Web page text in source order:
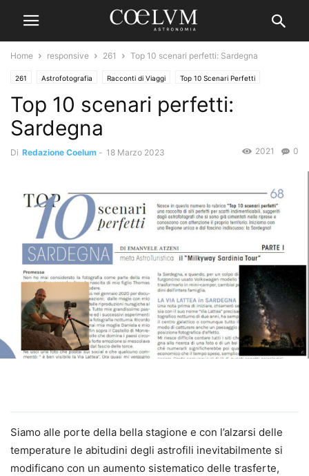
Home responsive 261 Top 10 scenari perfetti: Sardegna
261 Astrofotografia Racconti di Viaggi Top 10 Scenari Perfetti
Top 10 scenari perfetti:
Sardegna
Di Redazione Coelum - 18 Marzo 2023 0
2021
Siamo alle porte della bella stagione e con l’alzarsi delle
temperature le abitudini degli astrofili inevitabilmente si
modificano con un aumento sistematico delle trasferte,